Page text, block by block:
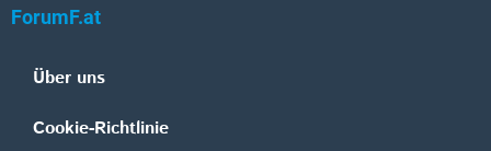
ForumF.at
Über uns
Cookie-Richtlinie